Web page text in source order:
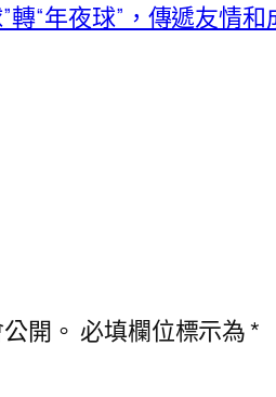
“年夜球”，傳遞友情和
開。 必填欄位標示為*